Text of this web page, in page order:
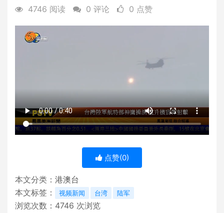
4746 阅读 0 评论 0 点赞
点赞(0)
本文分类： 港澳台
本文标签：
视频新闻 台湾 陆军
浏览次数： 4746 次浏览
a